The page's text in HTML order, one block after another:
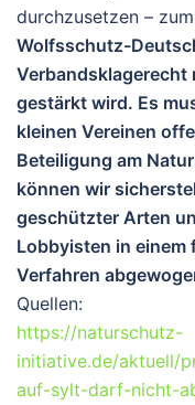
durchzusetzen –
Wolfsschutz-
Verbandsklagerecht
gestärkt wird. Es
kleinen Vereinen
Beteiligung am
können wir
geschützter Arten
Lobbyisten in einem
Verfahren
Quellen:
https://naturschutz-
initiative.de/aktuell/
auf-sylt-darf-nicht-